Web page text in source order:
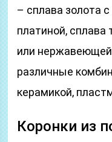
– сплава золота
платиной, сплава
или
различные
керамикой,
Коронки из